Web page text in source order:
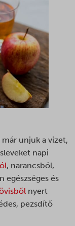
unjuk a vizet,
napi
, narancsból,
egészséges és
nyert
pezsdítő